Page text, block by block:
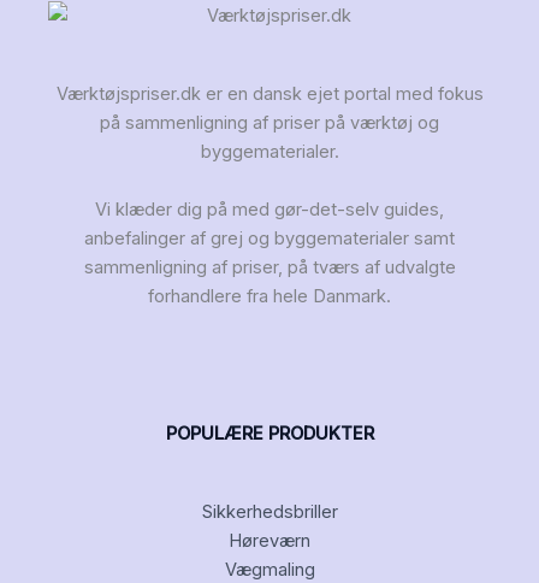
Værktøjspriser.dk er en dansk ejet portal med fokus
på sammenligning af priser på værktøj og
byggematerialer.
Vi klæder dig på med gør-det-selv guides,
anbefalinger af grej og byggematerialer samt
sammenligning af priser, på tværs af udvalgte
forhandlere fra hele Danmark.
POPULÆRE PRODUKTER
Sikkerhedsbriller
Høreværn
Vægmaling